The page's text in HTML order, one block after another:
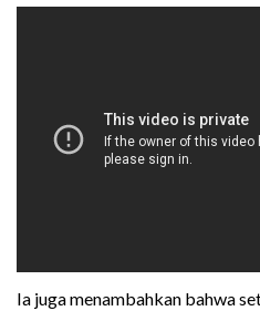
Ia juga menambahkan bahwa